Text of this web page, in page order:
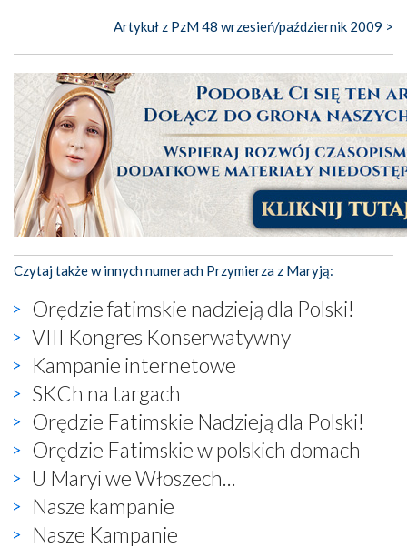
Artykuł z PzM 48 wrzesień/październik 2009 >
Czytaj także w innych numerach Przymierza z Maryją:
Orędzie fatimskie nadzieją dla Polski!
VIII Kongres Konserwatywny
Kampanie internetowe
SKCh na targach
Orędzie Fatimskie Nadzieją dla Polski!
Orędzie Fatimskie w polskich domach
U Maryi we Włoszech...
Nasze kampanie
Nasze Kampanie